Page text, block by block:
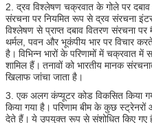
2. द्रव विश्लेषण चक्रवात के गोले पर
संरचना पर नियमित रूप से द्रव संरचना
विश्लेषण से प्राप्त दबाव वितरण संरचना पर
थर्मल, पवन और भूकंपीय भार पर विचार
है। विभिन्न भारों के परिणामों में चक्रवात
शामिल हैं। तनावों को भारतीय मानक
खिलाफ जांचा जाता है।
3. एक अलग कंप्यूटर कोड विकसित किया
किया गया है। परिणाम बीम के कुछ
देते हैं। ये उपयुक्त रूप से संशोधित किए गए